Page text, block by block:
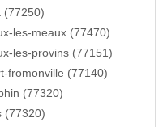
(77250)
les-meaux (77470)
les-provins (77151)
fromonville (77140)
(77320)
(77320)